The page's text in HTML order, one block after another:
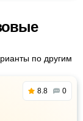
по другим
8.8 0